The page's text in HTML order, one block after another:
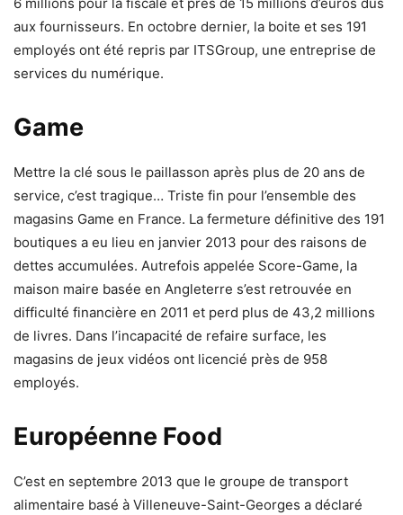
aux fournisseurs. En octobre dernier, la boite et ses 191
employés ont été repris par ITSGroup, une entreprise de
services du numérique.
Game
Mettre la clé sous le paillasson après plus de 20 ans de
service, c’est tragique… Triste fin pour l’ensemble des
magasins Game en France. La fermeture définitive des 191
boutiques a eu lieu en janvier 2013 pour des raisons de
dettes accumulées. Autrefois appelée Score-Game, la
maison maire basée en Angleterre s’est retrouvée en
difficulté financière en 2011 et perd plus de 43,2 millions
de livres. Dans l’incapacité de refaire surface, les
magasins de jeux vidéos ont licencié près de 958
employés.
Européenne Food
C’est en septembre 2013 que le groupe de transport
alimentaire basé à Villeneuve-Saint-Georges a déclaré